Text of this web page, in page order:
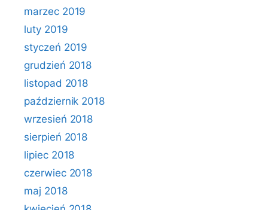
marzec 2019
luty 2019
styczeń 2019
grudzień 2018
listopad 2018
październik 2018
wrzesień 2018
sierpień 2018
lipiec 2018
czerwiec 2018
maj 2018